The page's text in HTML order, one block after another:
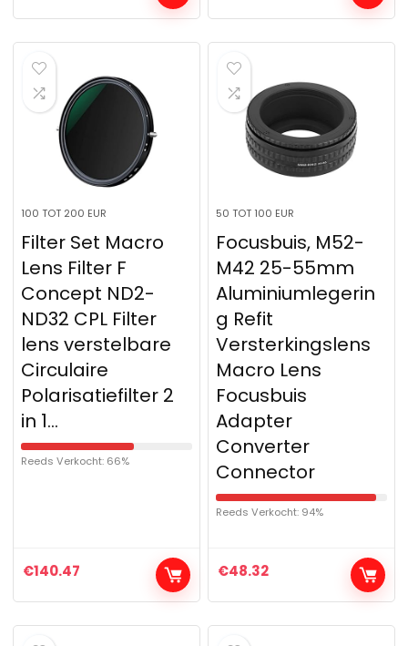
100 TOT 200 EUR
Filter Set Macro
Lens Filter F
Concept ND2-
ND32 CPL Filter
lens verstelbare
Circulaire
Polarisatiefilter 2
in 1…
Reeds Verkocht: 66%
€140.47
50 TOT 100 EUR
Focusbuis, M52-
M42 25-55mm
Aluminiumlegerin
g Refit
Versterkingslens
Macro Lens
Focusbuis
Adapter
Converter
Connector
Reeds Verkocht: 94%
€48.32